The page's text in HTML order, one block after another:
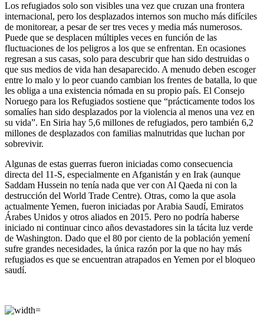
Los refugiados solo son visibles una vez que cruzan una frontera
internacional, pero los desplazados internos son mucho más difíciles
de monitorear, a pesar de ser tres veces y media más numerosos.
Puede que se desplacen múltiples veces en función de las
fluctuaciones de los peligros a los que se enfrentan. En ocasiones
regresan a sus casas, solo para descubrir que han sido destruidas o
que sus medios de vida han desaparecido. A menudo deben escoger
entre lo malo y lo peor cuando cambian los frentes de batalla, lo que
les obliga a una existencia nómada en su propio país. El Consejo
Noruego para los Refugiados sostiene que “prácticamente todos los
somalíes han sido desplazados por la violencia al menos una vez en
su vida”. En Siria hay 5,6 millones de refugiados, pero también 6,2
millones de desplazados con familias malnutridas que luchan por
sobrevivir.
Algunas de estas guerras fueron iniciadas como consecuencia
directa del 11-S, especialmente en Afganistán y en Irak (aunque
Saddam Hussein no tenía nada que ver con Al Qaeda ni con la
destrucción del World Trade Centre). Otras, como la que asola
actualmente Yemen, fueron iniciadas por Arabia Saudí, Emiratos
Árabes Unidos y otros aliados en 2015. Pero no podría haberse
iniciado ni continuar cinco años devastadores sin la tácita luz verde
de Washington. Dado que el 80 por ciento de la población yemení
sufre grandes necesidades, la única razón por la que no hay más
refugiados es que se encuentran atrapados en Yemen por el bloqueo
saudí.